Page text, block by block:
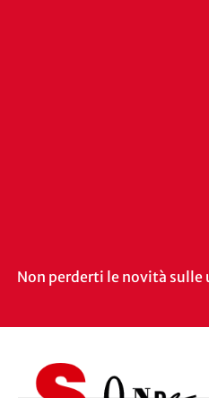
Non perderti le novità